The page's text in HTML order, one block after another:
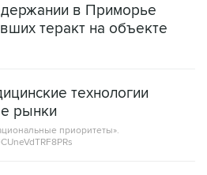
в Приморье
теракт на объекте
технологии
рынки
приоритеты».